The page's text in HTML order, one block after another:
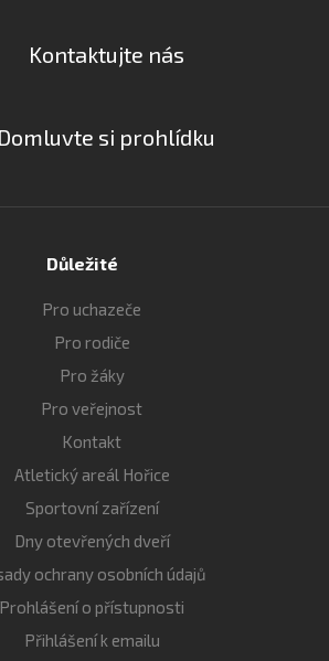
Kontaktujte nás
Domluvte si prohlídku
Důležité
Pro uchazeče
Pro rodiče
Pro žáky
Pro veřejnost
Kontakt
Atletický areál Hořice
Sportovní zařízení
Dny otevřených dveří
ochrany osobních údajů
Prohlášení o přístupnosti
Přihlášení k emailu